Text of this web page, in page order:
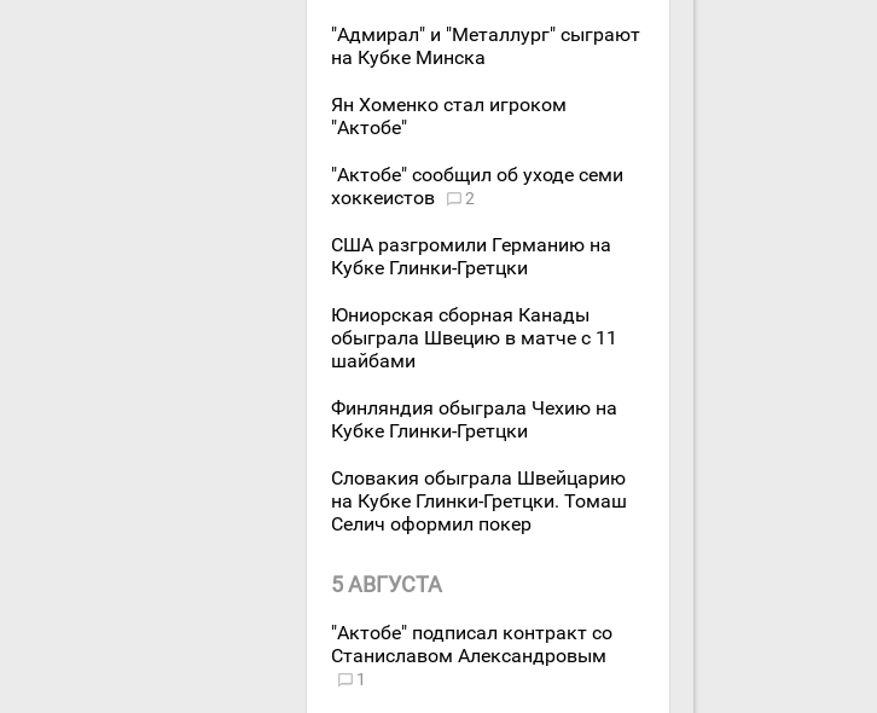
"Адмирал" и "Металлург" сыграют
на Кубке Минска
Ян Хоменко стал игроком
"Актобе"
"Актобе" сообщил об уходе семи
хоккеистов
2
США разгромили Германию на
Кубке Глинки-Гретцки
Юниорская сборная Канады
обыграла Швецию в матче с 11
шайбами
Финляндия обыграла Чехию на
Кубке Глинки-Гретцки
Словакия обыграла Швейцарию
на Кубке Глинки-Гретцки. Томаш
Селич оформил покер
5 АВГУСТА
"Актобе" подписал контракт со
Станиславом Александровым
1